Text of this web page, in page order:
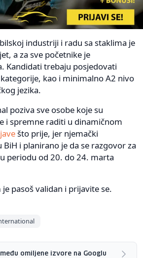
industriji i radu sa staklima je
a za sve početnike je
Kandidati trebaju posjedovati
kao i minimalno A2 nivo
jezika.
poziva sve osobe koje su
i spremne raditi u dinamičnom
što prije, jer njemački
BiH i planirano je da se razgovor za
periodu od 20. do 24. marta
pasoš validan i prijavite se.
omiljene izvore na Googlu